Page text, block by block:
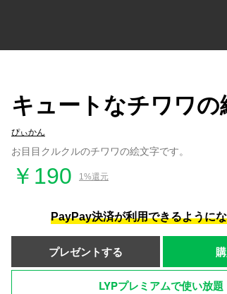
キュートなチワワの
ぴぃかん
お目目クルクルのチワワの絵文字です。
￥190 1%還元
PayPay決済が利用できるように
プレゼントする
LYPプレミアムで使い放題